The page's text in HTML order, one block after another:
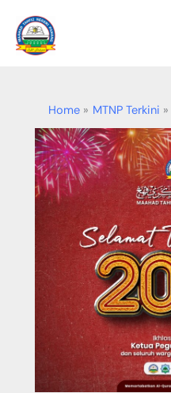
content
Home MTNP Terkini